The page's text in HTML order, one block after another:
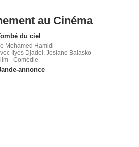
au Cinéma
du ciel
Mohamed Hamidi
Ilyes Djadel, Josiane Balasko
- Comédie
annonce